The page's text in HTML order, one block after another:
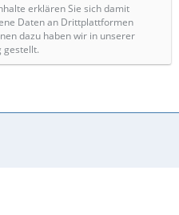
erklären Sie sich damit
Daten an Drittplattformen
dazu haben wir in unserer
gestellt.